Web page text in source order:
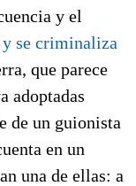
y el
se criminaliza
que parece
adoptadas
de un guionista
en un
una de ellas: a